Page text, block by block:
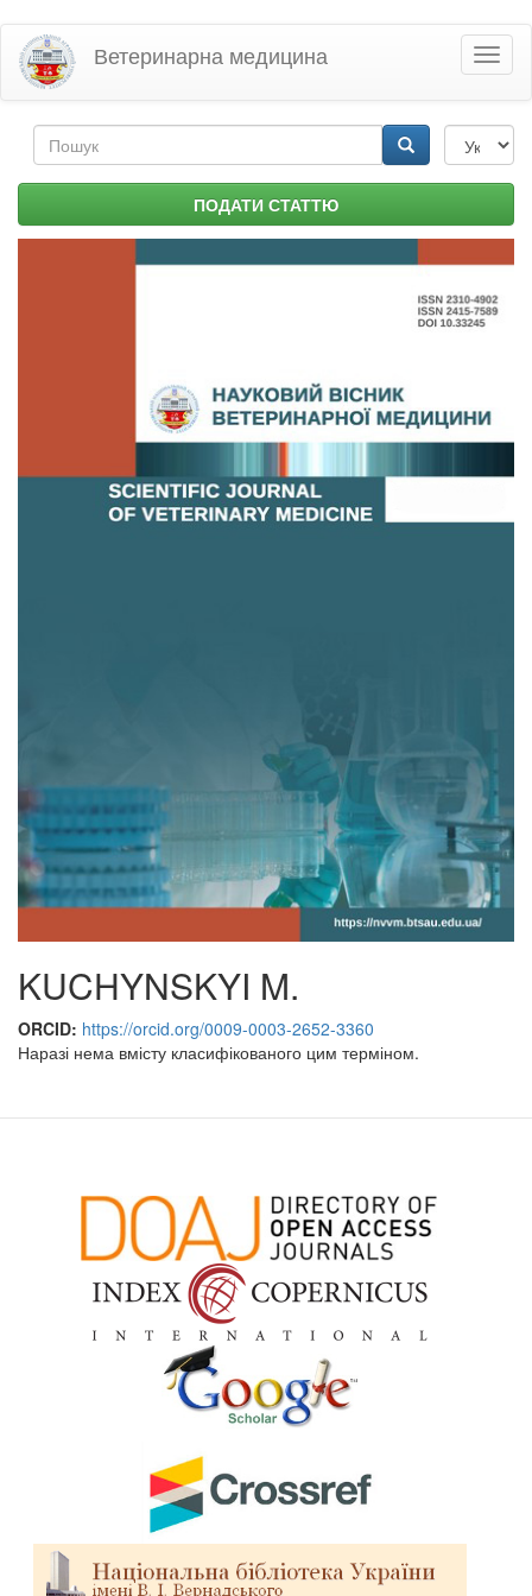
Перейти
основного
матеріалу
Ветеринарна медицина
Пошукова
форма ПОДАТИ СТАТТЮ
KUCHYNSKYI M.
ORCID: https://orcid.org/0009-0003-2652-3360
Наразі нема вмісту класифікованого цим терміном.